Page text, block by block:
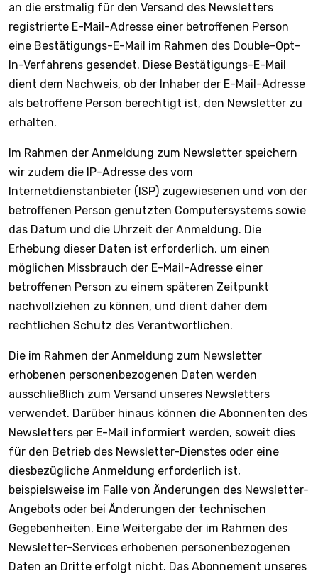
an die erstmalig für den Versand des Newsletters
registrierte E-Mail-Adresse einer betroffenen Person
eine Bestätigungs-E-Mail im Rahmen des Double-Opt-
In-Verfahrens gesendet. Diese Bestätigungs-E-Mail
dient dem Nachweis, ob der Inhaber der E-Mail-Adresse
als betroffene Person berechtigt ist, den Newsletter zu
erhalten.
Im Rahmen der Anmeldung zum Newsletter speichern
wir zudem die IP-Adresse des vom
Internetdienstanbieter (ISP) zugewiesenen und von der
betroffenen Person genutzten Computersystems sowie
das Datum und die Uhrzeit der Anmeldung. Die
Erhebung dieser Daten ist erforderlich, um einen
möglichen Missbrauch der E-Mail-Adresse einer
betroffenen Person zu einem späteren Zeitpunkt
nachvollziehen zu können, und dient daher dem
rechtlichen Schutz des Verantwortlichen.
Die im Rahmen der Anmeldung zum Newsletter
erhobenen personenbezogenen Daten werden
ausschließlich zum Versand unseres Newsletters
verwendet. Darüber hinaus können die Abonnenten des
Newsletters per E-Mail informiert werden, soweit dies
für den Betrieb des Newsletter-Dienstes oder eine
diesbezügliche Anmeldung erforderlich ist,
beispielsweise im Falle von Änderungen des Newsletter-
Angebots oder bei Änderungen der technischen
Gegebenheiten. Eine Weitergabe der im Rahmen des
Newsletter-Services erhobenen personenbezogenen
Daten an Dritte erfolgt nicht. Das Abonnement unseres